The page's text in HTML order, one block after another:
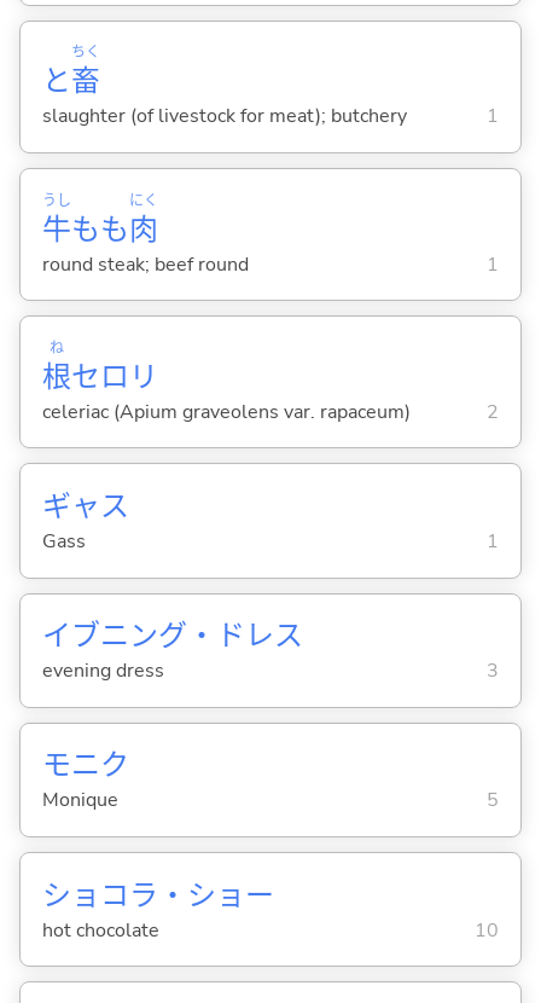
と畜
ちく
slaughter (of livestock for meat); butchery 1
牛
うし
もも肉
にく
round steak; beef round 1
根
ね
セロリ
celeriac (Apium graveolens var. rapaceum) 2
ギャス
Gass 1
イブニング・ドレス
evening dress 3
モニク
Monique 5
ショコラ・ショー
hot chocolate 10